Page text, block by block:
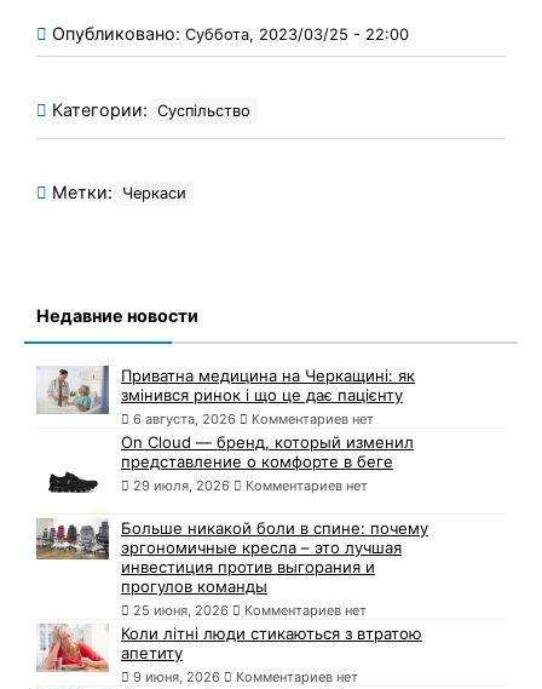
Опубликовано: Суббота, 2023/03/25 - 22:00
Категории: Суспільство
Метки: Черкаси
Недавние новости
Приватна медицина на Черкащині: як
змінився ринок і що це дає пацієнту
6 августа, 2026 Комментариев нет
On Cloud — бренд, который изменил
представление о комфорте в беге
29 июля, 2026 Комментариев нет
Больше никакой боли в спине: почему
эргономичные кресла – это лучшая
инвестиция против выгорания и
прогулов команды
25 июня, 2026 Комментариев нет
Коли літні люди стикаються з втратою
апетиту
9 июня, 2026 Комментариев нет